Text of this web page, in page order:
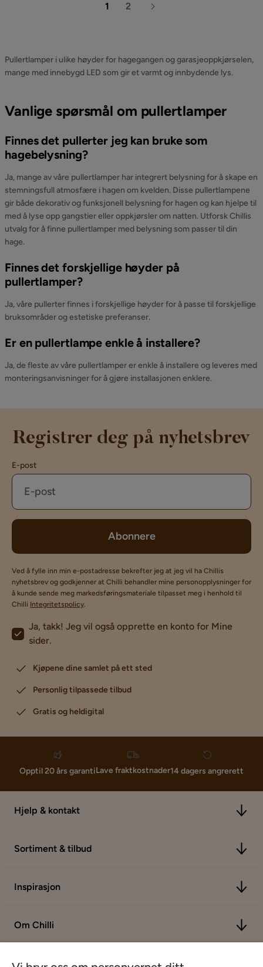
1 2
Pullertlamper i ulike høyder for hagegangen og garasjeoppkjørselen,
mange med innebygd LED som gir et varmt og innbydende lys.
Vanlige spørsmål om pullertlamper
Finnes det pullerter jeg kan bruke som
hagebelysning?
Ja, mange av våre pullertlamper har integrert belysning for å skape en
stemningsfull atmosfære i hagen om kvelden. Disse pullertlampene
gir både dekorativ og funksjonell belysning for hagen og kan hjelpe til
med å lyse opp gangstier eller oppkjørsler om natten. Utforsk Chillis
utvalg for å finne pullertlamper med belysning som passer til din
hage.
Finnes det forskjellige høyder på
pullertlamper?
Ja, våre pullerter finnes i forskjellige høyder for å passe til forskjellige
bruksområder og estetiske preferanser.
Er en pullertlampe enkle å installere?
Ja, de fleste av våre pullertlamper er enkle å installere og leveres med
monteringsanvisninger for å gjøre installasjonen enklere.
Registrer deg på nyhetsbrev
E-post
Abonnere
Ved å fylle inn min e-postadresse bekrefter jeg at jeg vil ha Chillis
nyhetsbrev og godkjenner at Chilli behandler mine personopplysninger for
å kunde sende meg markedsføringsmateriale tilpasset meg i henhold til
Chilli Integritetspolicy.
Ja, takk! Jeg vil også opprette en konto for Mine
sider.
Kjøpene dine samlet på ett sted
Personlig tilpassede tilbud
Gratis og heldigital
Opptil 20 års garantiLave fraktkostnader14 dagers angrerett
Hjelp & kontakt
Sortiment & tilbud
Inspirasjon
Om Chilli